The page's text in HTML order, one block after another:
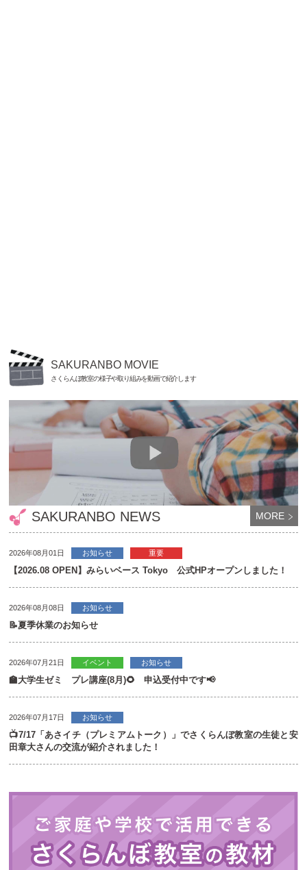
SAKURANBO NEWS MORE
2026年08月01日 お知らせ 重要
【2026.08 OPEN】みらいベース Tokyo 公式HPオープンしました！
2026年08月08日 お知らせ
📝夏季休業のお知らせ
2026年07月21日 イベント お知らせ
🏫大学生ゼミ プレ講座(8月)🌻 申込受付中です📢
2026年07月17日 お知らせ
📺7/17「あさイチ（プレミアムトーク）」でさくらんぼ教室の生徒と安
田章大さんの交流が紹介されました！
SAKURANBO MOVIE
さくらんぼ教室の様子や取り組みを動画で紹介します